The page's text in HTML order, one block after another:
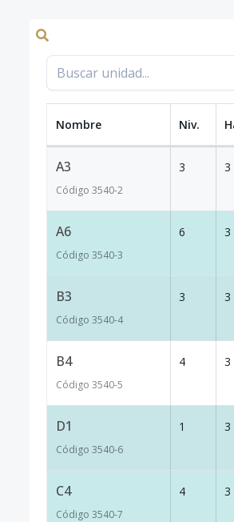
Nombre Niv.
A3
Código 3540-2
3 3
A6
Código 3540-3
6 3
B3
Código 3540-4
3 3
B4
Código 3540-5
4 3
D1
Código 3540-6
1 3
C4
Código 3540-7
4 3